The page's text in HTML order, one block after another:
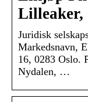
Lilleaker,
Juridisk
Markedsnavn,
16, 0283 Oslo.
Nydalen, …